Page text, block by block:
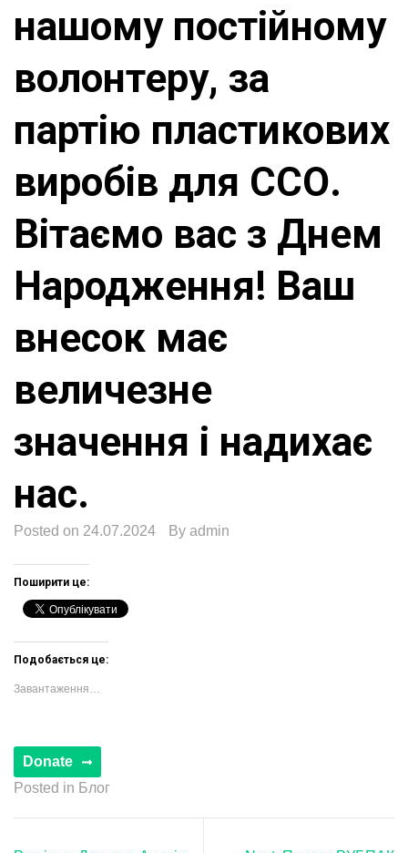
нашому постійному
волонтеру, за
партію пластикових
виробів для ССО.
Вітаємо вас з Днем
Народження! Ваш
внесок має
величезне
значення і надихає
нас.
Posted on 24.07.2024 By admin
Поширити це:
Подобається це:
Завантаження…
Posted in Блог